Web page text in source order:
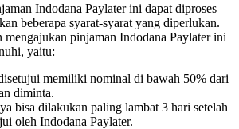
Indodana Paylater ini dapat diproses
beberapa syarat-syarat yang diperlukan.
mengajukan pinjaman Indodana Paylater ini
yaitu:
memiliki nominal di bawah 50% dari
diminta.
bisa dilakukan paling lambat 3 hari setelah
oleh Indodana Paylater.